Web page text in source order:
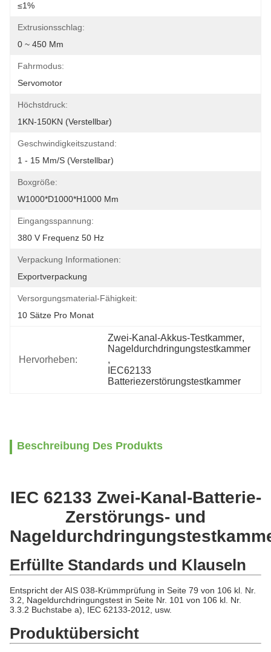
≤1%
Extrusionsschlag:
0 ~ 450 Mm
Fahrmodus:
Servomotor
Höchstdruck:
1KN-150KN (verstellbar)
Geschwindigkeitszustand:
1 - 15 Mm/s (verstellbar)
Boxgröße:
W1000*D1000*H1000 Mm
Eingangsspannung:
380 V Frequenz 50 Hz
Verpackung Informationen:
Exportverpackung
Versorgungsmaterial-Fähigkeit:
10 Sätze Pro Monat
Hervorheben:
Zwei-Kanal-Akkus-Testkammer,
Nageldurchdringungstestkammer
,
IEC62133
Batteriezerstörungstestkammer
Beschreibung Des Produkts
IEC 62133 Zwei-Kanal-Batterie-
Zerstörungs- und
Erfüllte Standards und Klauseln
Entspricht der AIS 038-Krümmprüfung in Seite 79 von 106 kl. Nr.
3.2, Nageldurchdringungstest in Seite Nr. 101 von 106 kl. Nr.
3.3.2 Buchstabe a), IEC 62133-2012, usw.
Produktübersicht